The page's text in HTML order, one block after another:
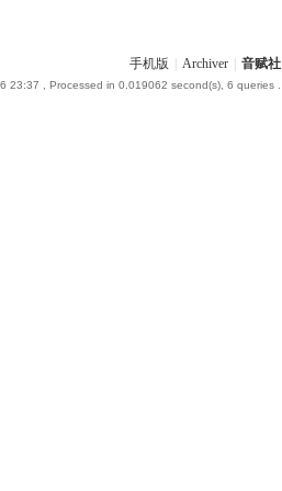
手机版 Archiver 音赋社
23:37 , Processed in 0.019062 second(s), 6 queries .